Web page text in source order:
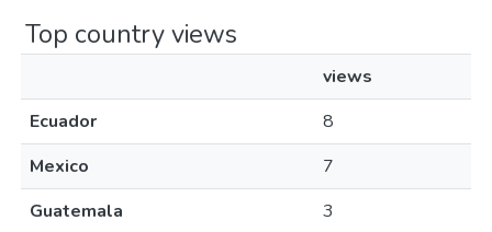
Top country views
views
Ecuador
8
Mexico
7
Guatemala
3